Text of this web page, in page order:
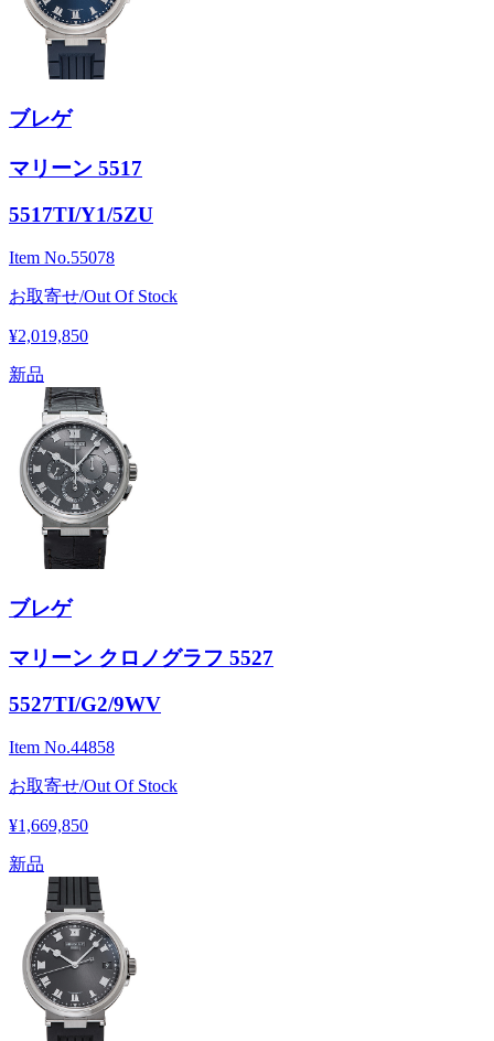
ブレゲ
マリーン 5517
5517TI/Y1/5ZU
Item No.55078
お取寄せ/Out Of Stock
¥2,019,850
新品
ブレゲ
マリーン クロノグラフ 5527
5527TI/G2/9WV
Item No.44858
お取寄せ/Out Of Stock
¥1,669,850
新品